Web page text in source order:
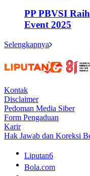
PP PBVSI
Event 2025
Selengkapnya
Kontak
Disclaimer
Pedoman Media Siber
Form Pengaduan
Karir
Hak Jawab dan Koreksi
Liputan6
Bola.com